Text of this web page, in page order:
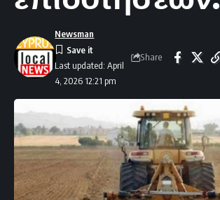
Last updated: April
4, 2026 12:21 pm
Newsman
Share